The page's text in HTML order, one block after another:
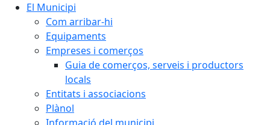
El Municipi
Com arribar-hi
Equipaments
Empreses i comerços
Guia de comerços, serveis i productors
locals
Entitats i associacions
Plànol